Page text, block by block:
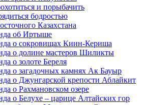
и порыбачить
бодростью
Казахстана
об Иртыше
о сокровищах Киин-Кериша
о долине мастеров Шиликты
о золоте Береля
о загадочных камнях Ак Бауыр
о Джунгарской крепости Аблайкит
о Рахмановском озере
о Белухе – царице Алтайских гор